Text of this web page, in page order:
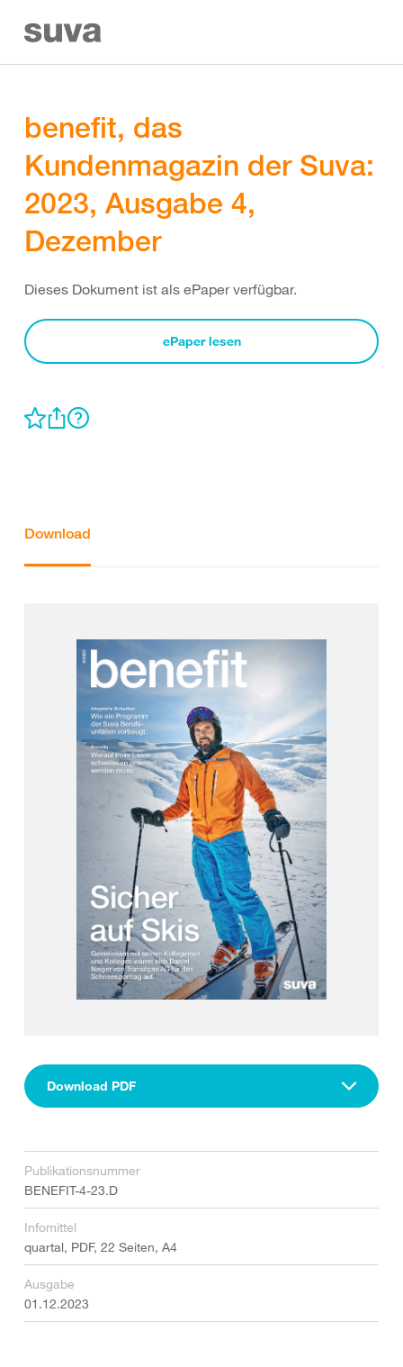
benefit, das
Kundenmagazin der Suva:
2023, Ausgabe 4,
Dezember
Dieses Dokument ist als ePaper verfügbar.
ePaper lesen
Download
Download PDF
Publikationsnummer
BENEFIT-4-23.D
Infomittel
quartal, PDF, 22 Seiten, A4
Ausgabe
01.12.2023